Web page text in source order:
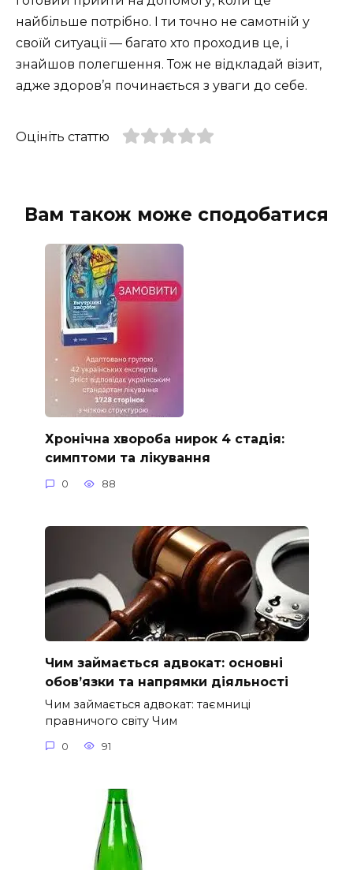
найбільше потрібно. І ти точно не самотній у
своїй ситуації — багато хто проходив це, і
знайшов полегшення. Тож не відкладай візит,
адже здоров’я починається з уваги до себе.
Оцініть статтю
Вам також може сподобатися
Хронічна хвороба нирок 4 стадія:
симптоми та лікування
0 88
Чим займається адвокат: основні
обов’язки та напрямки діяльності
Чим займається адвокат: таємниці
правничого світу Чим
0 91